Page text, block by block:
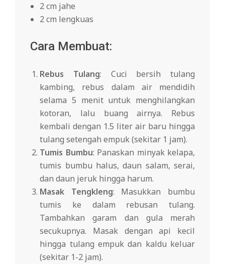
2 cm jahe
2 cm lengkuas
Cara Membuat:
Rebus Tulang: Cuci bersih tulang
kambing, rebus dalam air mendidih
selama 5 menit untuk menghilangkan
kotoran, lalu buang airnya. Rebus
kembali dengan 1.5 liter air baru hingga
tulang setengah empuk (sekitar 1 jam).
Tumis Bumbu: Panaskan minyak kelapa,
tumis bumbu halus, daun salam, serai,
dan daun jeruk hingga harum.
Masak Tengkleng: Masukkan bumbu
tumis ke dalam rebusan tulang.
Tambahkan garam dan gula merah
secukupnya. Masak dengan api kecil
hingga tulang empuk dan kaldu keluar
(sekitar 1-2 jam).